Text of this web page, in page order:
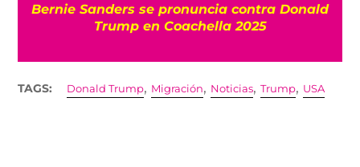
Bernie Sanders se pronuncia contra Donald
Trump en Coachella 2025
TAGS: Donald Trump, Migración, Noticias,Trump, USA